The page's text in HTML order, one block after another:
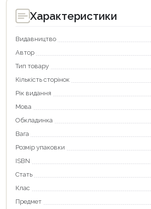
Характеристики
Видавництво
Автор
Тип товару
Кількість сторінок
Рік видання
Мова
Обкладинка
Вага
Розмір упаковки
ISBN
Стать
Клас
Предмет
Продовжити покупки
Оформити замовлення